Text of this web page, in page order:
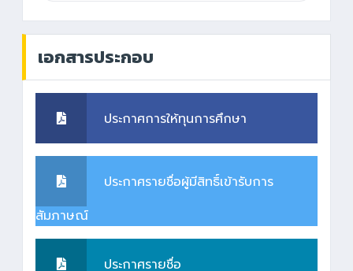
เอกสารประกอบ
ประกาศการให้ทุนการศึกษา
ประกาศรายชื่อผู้มีสิทธิ์เข้ารับการ
สัมภาษณ์
ประกาศรายชื่อ